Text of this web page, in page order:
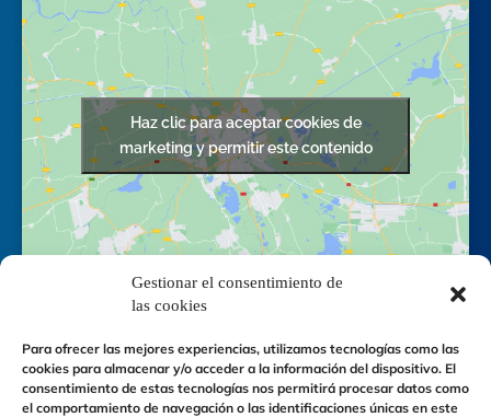
Gestionar el consentimiento de
las cookies
Para ofrecer las mejores experiencias, utilizamos tecnologías como las
cookies para almacenar y/o acceder a la información del dispositivo. El
consentimiento de estas tecnologías nos permitirá procesar datos como
el comportamiento de navegación o las identificaciones únicas en este
Haz clic para aceptar cookies de
marketing y permitir este contenido